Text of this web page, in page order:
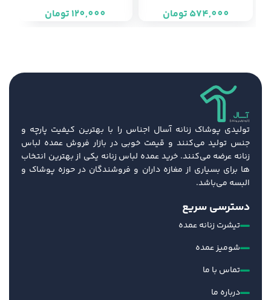
82/000 تومان) تومان
تومان
تولیدی پوشاک زنانه آسال اجناس را با بهترین کیفیت پارچه و
جنس تولید می‌کنند و قیمت خوبی در بازار فروش عمده لباس
زنانه عرضه می‌کنند. خرید عمده لباس زنانه یکی از بهترین انتخاب
ها برای بسیاری از مغازه داران و فروشندگان در حوزه پوشاک و
البسه می‌باشد.
دسترسی سریع
تیشرت زنانه عمده
شومیز عمده
تماس با ما
درباره ما